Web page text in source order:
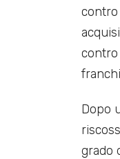
contro
contro
Dopo
grado